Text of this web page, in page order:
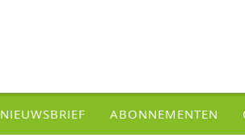
NIEUWSBRIEF ABONNEMENTEN